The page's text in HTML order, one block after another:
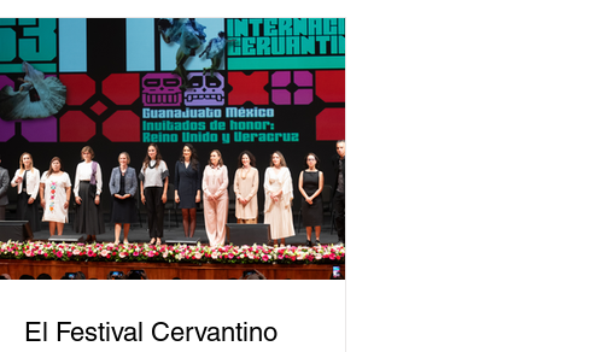
El Festival Cervantino